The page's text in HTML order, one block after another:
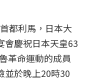
都利馬，日本大
會慶祝日本天皇63
革命運動的成員
並於晚上20時30